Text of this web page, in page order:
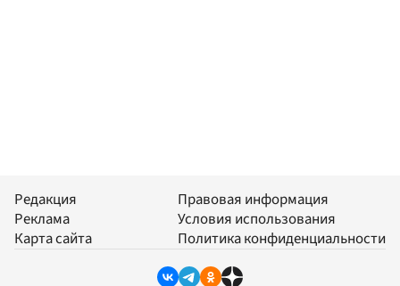
Редакция
Реклама
Карта сайта
Правовая информация
Условия использования
Политика конфиденциальности